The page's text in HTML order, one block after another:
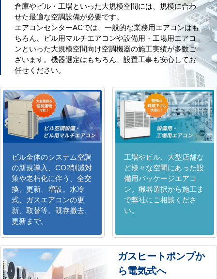
倉庫やビル・工場といった大規模空間には、規模に合わ
せた最適な空調設備が必要です。
エアコンセンターACでは、一般的な業務用エアコンはも
ちろん、ビル用マルチエアコンや設備用・工場用エアコ
ンといった大規模空間向け空調機器の施工実績が多数ご
ざいます。機器選定はもちろん、設置工事も安心してお
任せください。
ビル全体のシステム空調
の新規導入、CO2削減対
策や老朽化に伴う、全交
換、更新、増設。水冷
式、ガスエアコンの更
新、取替等。既存撤去、
更新まで。
工場やビル、大型店舗な
ど様々な空間にあった設
備用パッケージエアコ
ン。機器選択から施工ま
で弊社にご相談くださ
い。
ガスヒートポンプか
ら電気式へ